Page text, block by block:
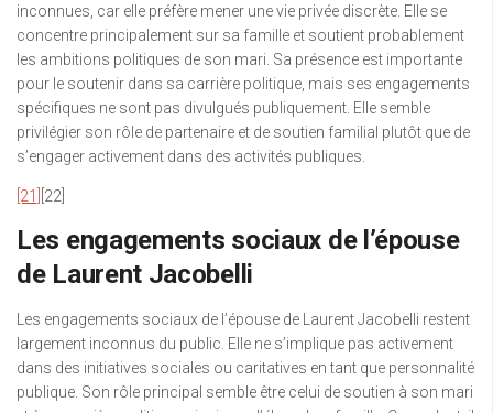
inconnues, car elle préfère mener une vie privée discrète. Elle se
concentre principalement sur sa famille et soutient probablement
les ambitions politiques de son mari. Sa présence est importante
pour le soutenir dans sa carrière politique, mais ses engagements
spécifiques ne sont pas divulgués publiquement. Elle semble
privilégier son rôle de partenaire et de soutien familial plutôt que de
s’engager activement dans des activités publiques.
[21] [22]
Les engagements sociaux de l’épouse
de Laurent Jacobelli
Les engagements sociaux de l’épouse de Laurent Jacobelli restent
largement inconnus du public. Elle ne s’implique pas activement
dans des initiatives sociales ou caritatives en tant que personnalité
publique. Son rôle principal semble être celui de soutien à son mari